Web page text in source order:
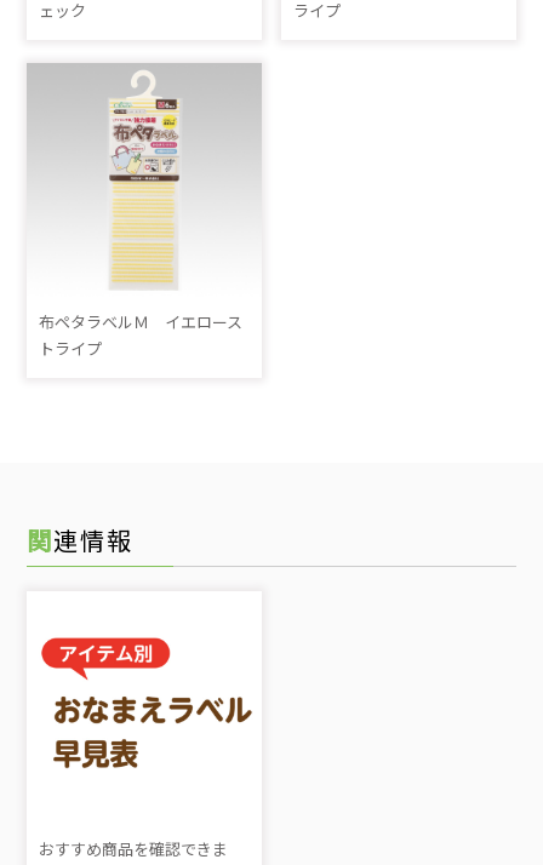
ェック
ライプ
布ペタラベルＭ イエロース
トライプ
関連情報
おすすめ商品を確認できま